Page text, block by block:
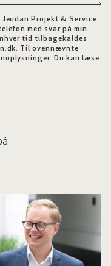
Projekt & Service
med svar på min
tid tilbagekaldes
. Til ovennævnte
Du kan læse